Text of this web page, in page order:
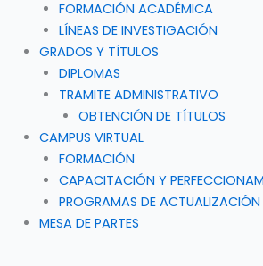
FORMACIÓN ACADÉMICA
LÍNEAS DE INVESTIGACIÓN
GRADOS Y TÍTULOS
DIPLOMAS
TRAMITE ADMINISTRATIVO
OBTENCIÓN DE TÍTULOS
CAMPUS VIRTUAL
FORMACIÓN
CAPACITACIÓN Y
PROGRAMAS DE
MESA DE PARTES